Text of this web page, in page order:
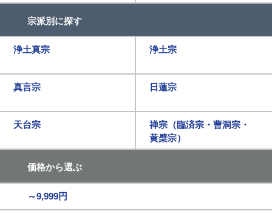
宗派別に探す
浄土真宗 浄土宗
真言宗 日蓮宗
天台宗
禅宗（臨済宗・曹洞宗・
黄檗宗）
価格から選ぶ
～9,999円